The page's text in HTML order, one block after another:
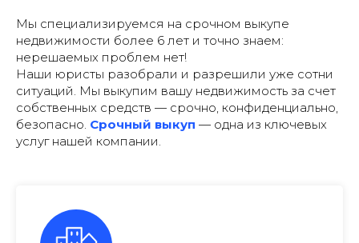
Мы специализируемся на срочном выкупе
недвижимости более 6 лет и точно знаем:
нерешаемых проблем нет!
Наши юристы разобрали и разрешили уже сотни
ситуаций. Мы выкупим вашу недвижимость за счет
собственных средств — срочно, конфиденциально,
безопасно. Срочный выкуп — одна из ключевых
услуг нашей компании.